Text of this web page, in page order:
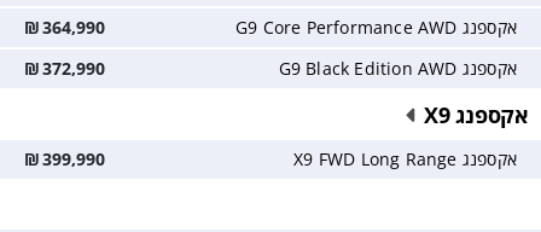
אקספנג G9 Core Performance AWD
364,990
₪
אקספנג G9 Black Edition AWD
372,990
₪
אקספנג X9
אקספנג X9 FWD Long Range 399,990
₪